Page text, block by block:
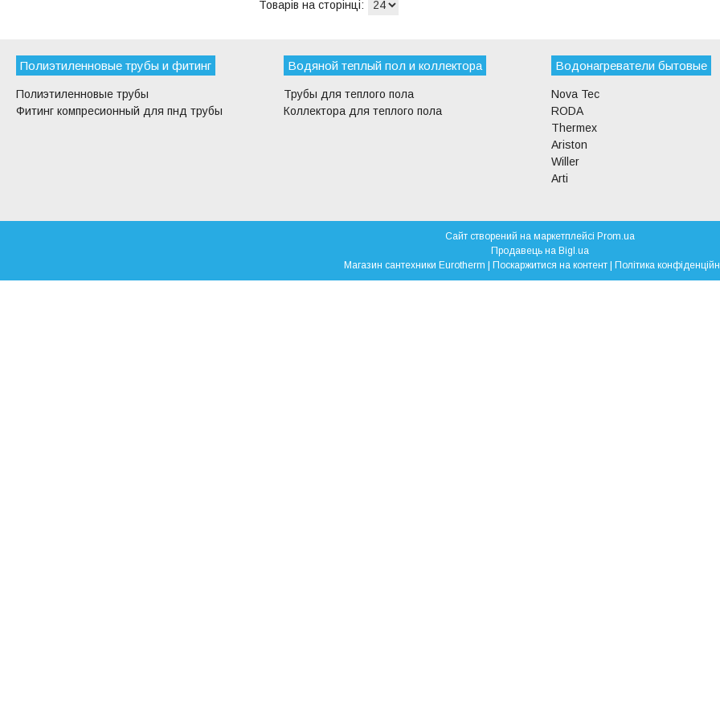
Полиэтиленновые трубы и фитинг
Полиэтиленновые трубы
Фитинг компресионный для пнд трубы
Водяной теплый пол и коллектора
Трубы для теплого пола
Коллектора для теплого пола
Водонагреватели бытовые
Nova Tec
RODA
Thermex
Ariston
Willer
Arti
Сайт створений на маркетплейсі Prom.ua
Продавець на Bigl.ua
Магазин сантехники Eurotherm | Поскаржитися на контент | Політика